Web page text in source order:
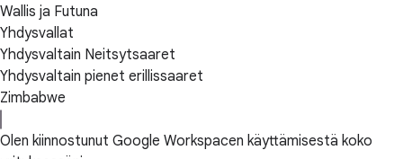
Wallis ja Futuna
Yhdysvallat
Yhdysvaltain Neitsytsaaret
Yhdysvaltain pienet erillissaaret
Zimbabwe
Olen kiinnostunut Google Workspacen käyttämisestä koko